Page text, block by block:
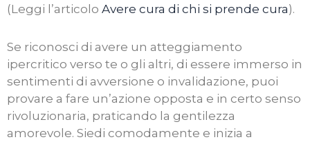
(Leggi l’articolo Avere cura di chi si prende cura).
Se riconosci di avere un atteggiamento
ipercritico verso te o gli altri, di essere immerso in
sentimenti di avversione o invalidazione, puoi
provare a fare un’azione opposta e in certo senso
rivoluzionaria, praticando la gentilezza
amorevole. Siedi comodamente e inizia a